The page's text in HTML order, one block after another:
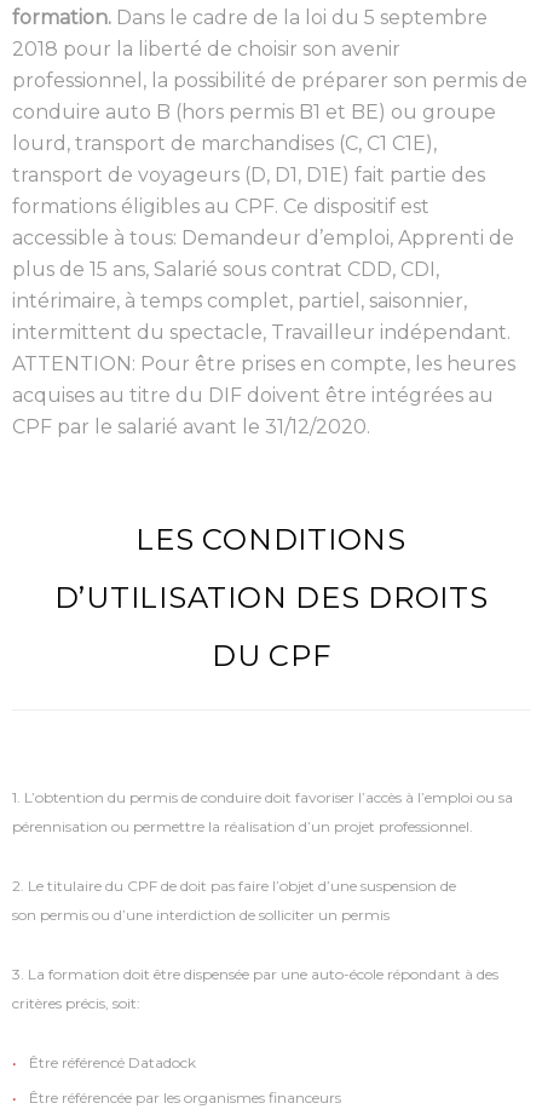
formation. Dans le cadre de la loi du 5 septembre
2018 pour la liberté de choisir son avenir
professionnel, la possibilité de préparer son permis de
conduire auto B (hors permis B1 et BE) ou groupe
lourd, transport de marchandises (C, C1 C1E),
transport de voyageurs (D, D1, D1E) fait partie des
formations éligibles au CPF. Ce dispositif est
accessible à tous: Demandeur d’emploi, Apprenti de
plus de 15 ans, Salarié sous contrat CDD, CDI,
intérimaire, à temps complet, partiel, saisonnier,
intermittent du spectacle, Travailleur indépendant.
ATTENTION: Pour être prises en compte, les heures
acquises au titre du DIF doivent être intégrées au
CPF par le salarié avant le 31/12/2020.
LES CONDITIONS
D’UTILISATION DES DROITS
DU CPF
1. L’obtention du permis de conduire doit favoriser l’accès à l’emploi ou sa
pérennisation ou permettre la réalisation d’un projet professionnel.
2. Le titulaire du CPF de doit pas faire l’objet d’une suspension de
son permis ou d’une interdiction de solliciter un permis
3. La formation doit être dispensée par une auto-école répondant à des
critères précis, soit:
Être référencé Datadock
Être référencée par les organismes financeurs